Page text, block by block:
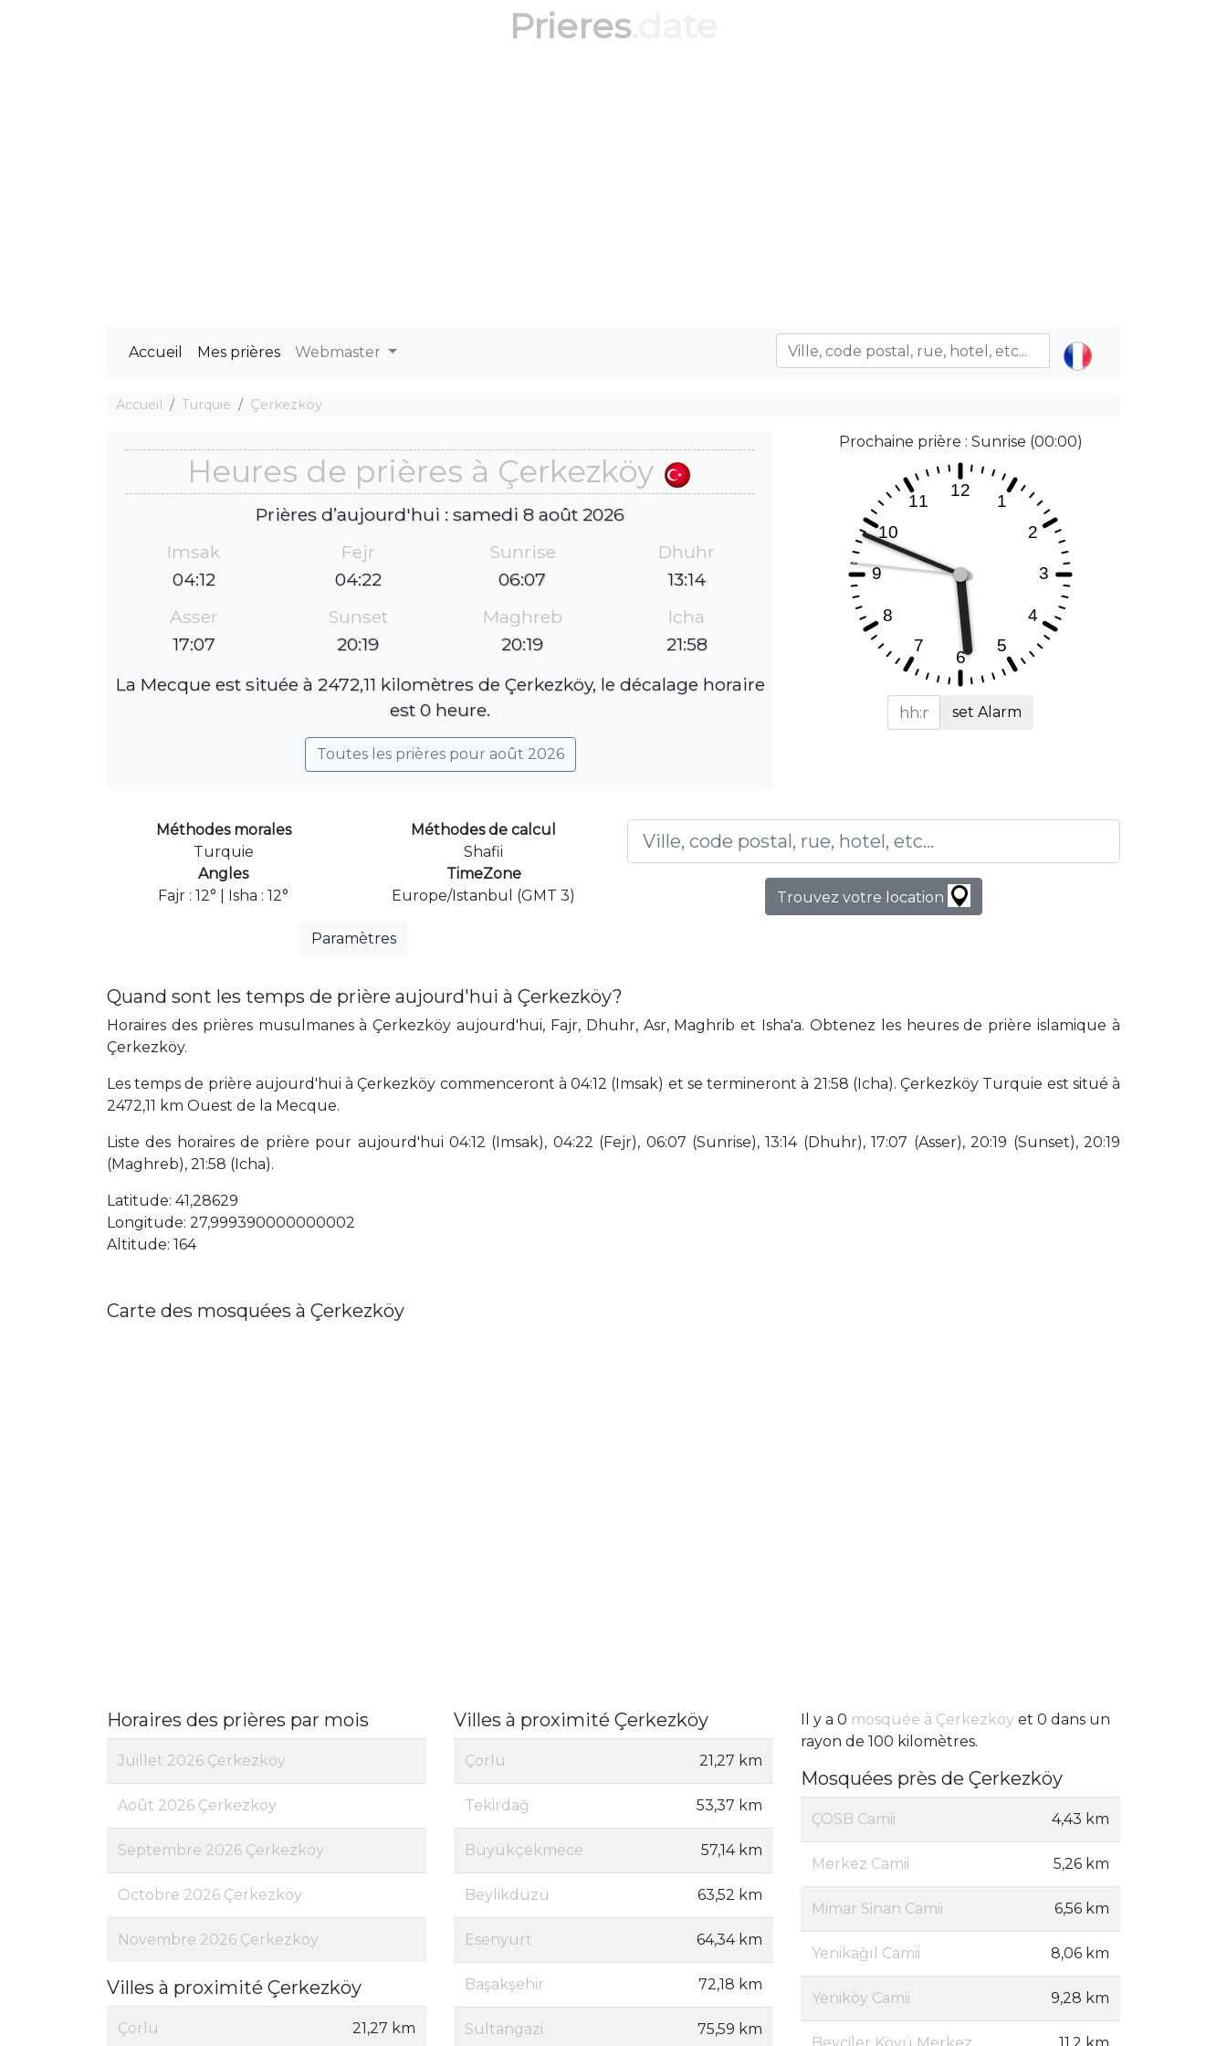
Prieres
Accueil Mes prières Webmaster
Accueil Turquie Çerkezköy
Heures de prières à Çerkezköy
Prières d’aujourd'hui : samedi 8 août 2026
Imsak
04:12
Fejr
04:22
Sunrise
06:07
Dhuhr
13:14
Asser
17:07
Sunset
20:19
Maghreb
20:19
Icha
21:58
La Mecque est située à 2472,11 kilomètres de Çerkezköy, le décalage horaire
est 0 heure.
Toutes les prières pour août 2026
Prochaine prière : Sunrise (00:00)
set Alarm
Méthodes morales
Turquie
Méthodes de calcul
Shafii
Angles
Fajr : 12° | Isha : 12°
TimeZone
Europe/Istanbul (GMT 3)
Paramètres
Trouvez votre location
Quand sont les temps de prière aujourd'hui à Çerkezköy?
Horaires des prières musulmanes à Çerkezköy aujourd'hui, Fajr, Dhuhr, Asr, Maghrib et Isha'a. Obtenez les heures de prière islamique à
Çerkezköy.
Les temps de prière aujourd'hui à Çerkezköy commenceront à 04:12 (Imsak) et se termineront à 21:58 (Icha). Çerkezköy Turquie est situé à
2472,11 km Ouest de la Mecque.
Liste des horaires de prière pour aujourd'hui 04:12 (Imsak), 04:22 (Fejr), 06:07 (Sunrise), 13:14 (Dhuhr), 17:07 (Asser), 20:19 (Sunset), 20:19
(Maghreb), 21:58 (Icha).
Latitude: 41,28629
Longitude: 27,999390000000002
Altitude: 164
Carte des mosquées à Çerkezköy
Horaires des prières par mois
Juillet 2026 Çerkezköy
Août 2026 Çerkezköy
Septembre 2026 Çerkezköy
Octobre 2026 Çerkezköy
Novembre 2026 Çerkezköy
Villes à proximité Çerkezköy
Çorlu 21,27 km
Villes à proximité Çerkezköy
Çorlu 21,27 km
Tekirdağ 53,37 km
Büyükçekmece 57,14 km
Beylikdüzü 63,52 km
Esenyurt 64,34 km
Başakşehir 72,18 km
Sultangazi 75,59 km
Il y a 0 mosquée à Çerkezköy et 0 dans un
rayon de 100 kilomètres.
Mosquées près de Çerkezköy
ÇOSB Camii 4,43 km
Merkez Camii 5,26 km
Mimar Sinan Camii 6,56 km
Yenikağıl Camii 8,06 km
Yeniköy Camii 9,28 km
Beyciler Köyü Merkez 11,2 km